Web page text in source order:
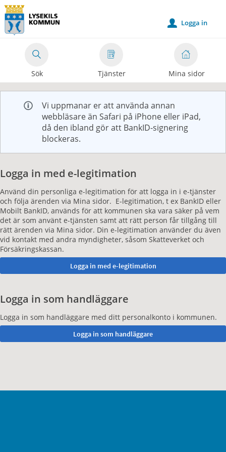
Välkommen
till
e-
tjänster
Lysekils
kommun
Sök Tjänster Mina sidor
u Logga in
Vi uppmanar er att använda annan
webbläsare än Safari på iPhone eller iPad,
då den ibland gör att BankID-signering
blockeras.
Logga in med e-legitimation
Använd din personliga e-legitimation för att logga in i e-tjänster
och följa ärenden via Mina sidor. E-legitimation, t ex BankID eller
Mobilt BankID, används för att kommunen ska vara säker på vem
det är som använt e-tjänsten samt att rätt person får tillgång till
rätt ärenden via Mina sidor. Din e-legitimation använder du även
vid kontakt med andra myndigheter, såsom Skatteverket och
Försäkringskassan.
Logga in som handläggare
Logga in som handläggare med ditt personalkonto i kommunen.